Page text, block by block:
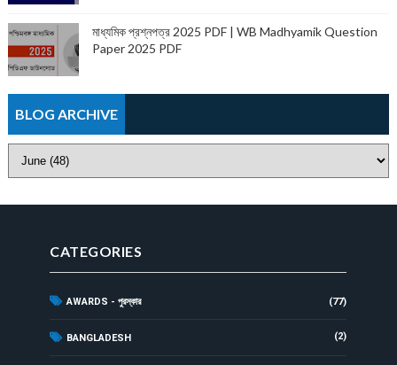
মাধ্যমিক প্রশ্নপত্র 2025 PDF | WB Madhyamik Question
Paper 2025 PDF
BLOG ARCHIVE
CATEGORIES
AWARDS - পুরস্কার (77)
BANGLADESH (2)